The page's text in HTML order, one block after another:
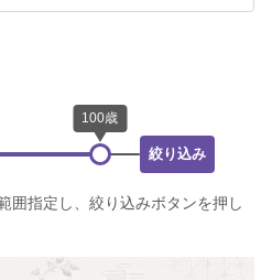
絞り込み
囲指定し、絞り込みボタンを押し